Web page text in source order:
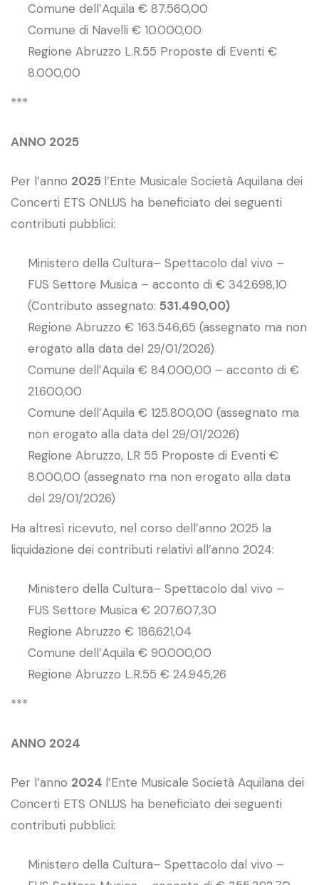
Comune dell’Aquila € 87.560,00
Comune di Navelli € 10.000,00
Regione Abruzzo L.R.55 Proposte di Eventi €
8.000,00
***
ANNO 2025
Per l’anno 2025 l’Ente Musicale Società Aquilana dei
Concerti ETS ONLUS ha beneficiato dei seguenti
contributi pubblici:
Ministero della Cultura– Spettacolo dal vivo –
FUS Settore Musica – acconto di € 342.698,10
(Contributo assegnato: 531.490,00)
Regione Abruzzo € 163.546,65 (assegnato ma non
erogato alla data del 29/01/2026)
Comune dell’Aquila € 84.000,00 – acconto di €
21.600,00
Comune dell’Aquila € 125.800,00 (assegnato ma
non erogato alla data del 29/01/2026)
Regione Abruzzo, LR 55 Proposte di Eventi €
8.000,00 (assegnato ma non erogato alla data
del 29/01/2026)
Ha altresì ricevuto, nel corso dell’anno 2025 la
liquidazione dei contributi relativi all’anno 2024:
Ministero della Cultura– Spettacolo dal vivo –
FUS Settore Musica € 207.607,30
Regione Abruzzo € 186.621,04
Comune dell’Aquila € 90.000,00
Regione Abruzzo L.R.55 € 24.945,26
***
ANNO 2024
Per l’anno 2024 l’Ente Musicale Società Aquilana dei
Concerti ETS ONLUS ha beneficiato dei seguenti
contributi pubblici:
Ministero della Cultura– Spettacolo dal vivo –